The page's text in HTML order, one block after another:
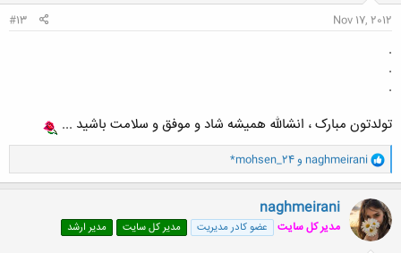
Nov 17, 2012
#13
.
.
.
تولدتون مبارک ، انشالله همیشه شاد و موفق و سلامت باشید ...
و
ا
ک
ن
ش
ه
ا
naghmeirani و*mohsen_24
naghmeirani
مدیر کل سایت عضو کادر مدیریت مدیر کل سایت مدیر ارشد